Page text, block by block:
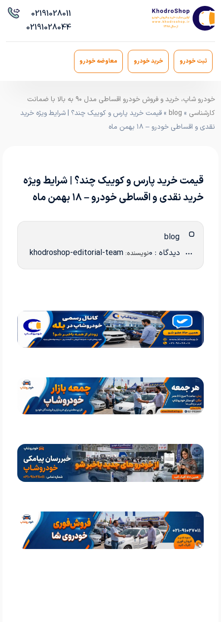
02191028011
02191028044
ثبت خودرو خرید خودرو معاوضه خودرو
خودرو شاپ، خرید و فروش خودرو اقساطی مدل ۹۰ به بالا با ضمانت
کارشناسی »
blog » قیمت خرید پارس و کوییک چند؟ | شرایط ویژه خرید
نقدی و اقساطی خودرو – ۱۸ بهمن ماه
قیمت خرید پارس و کوییک چند؟ | شرایط ویژه
خرید نقدی و اقساطی خودرو – ۱۸ بهمن ماه
دیدگاه : 0 نویسنده: khodroshop-editorial-team